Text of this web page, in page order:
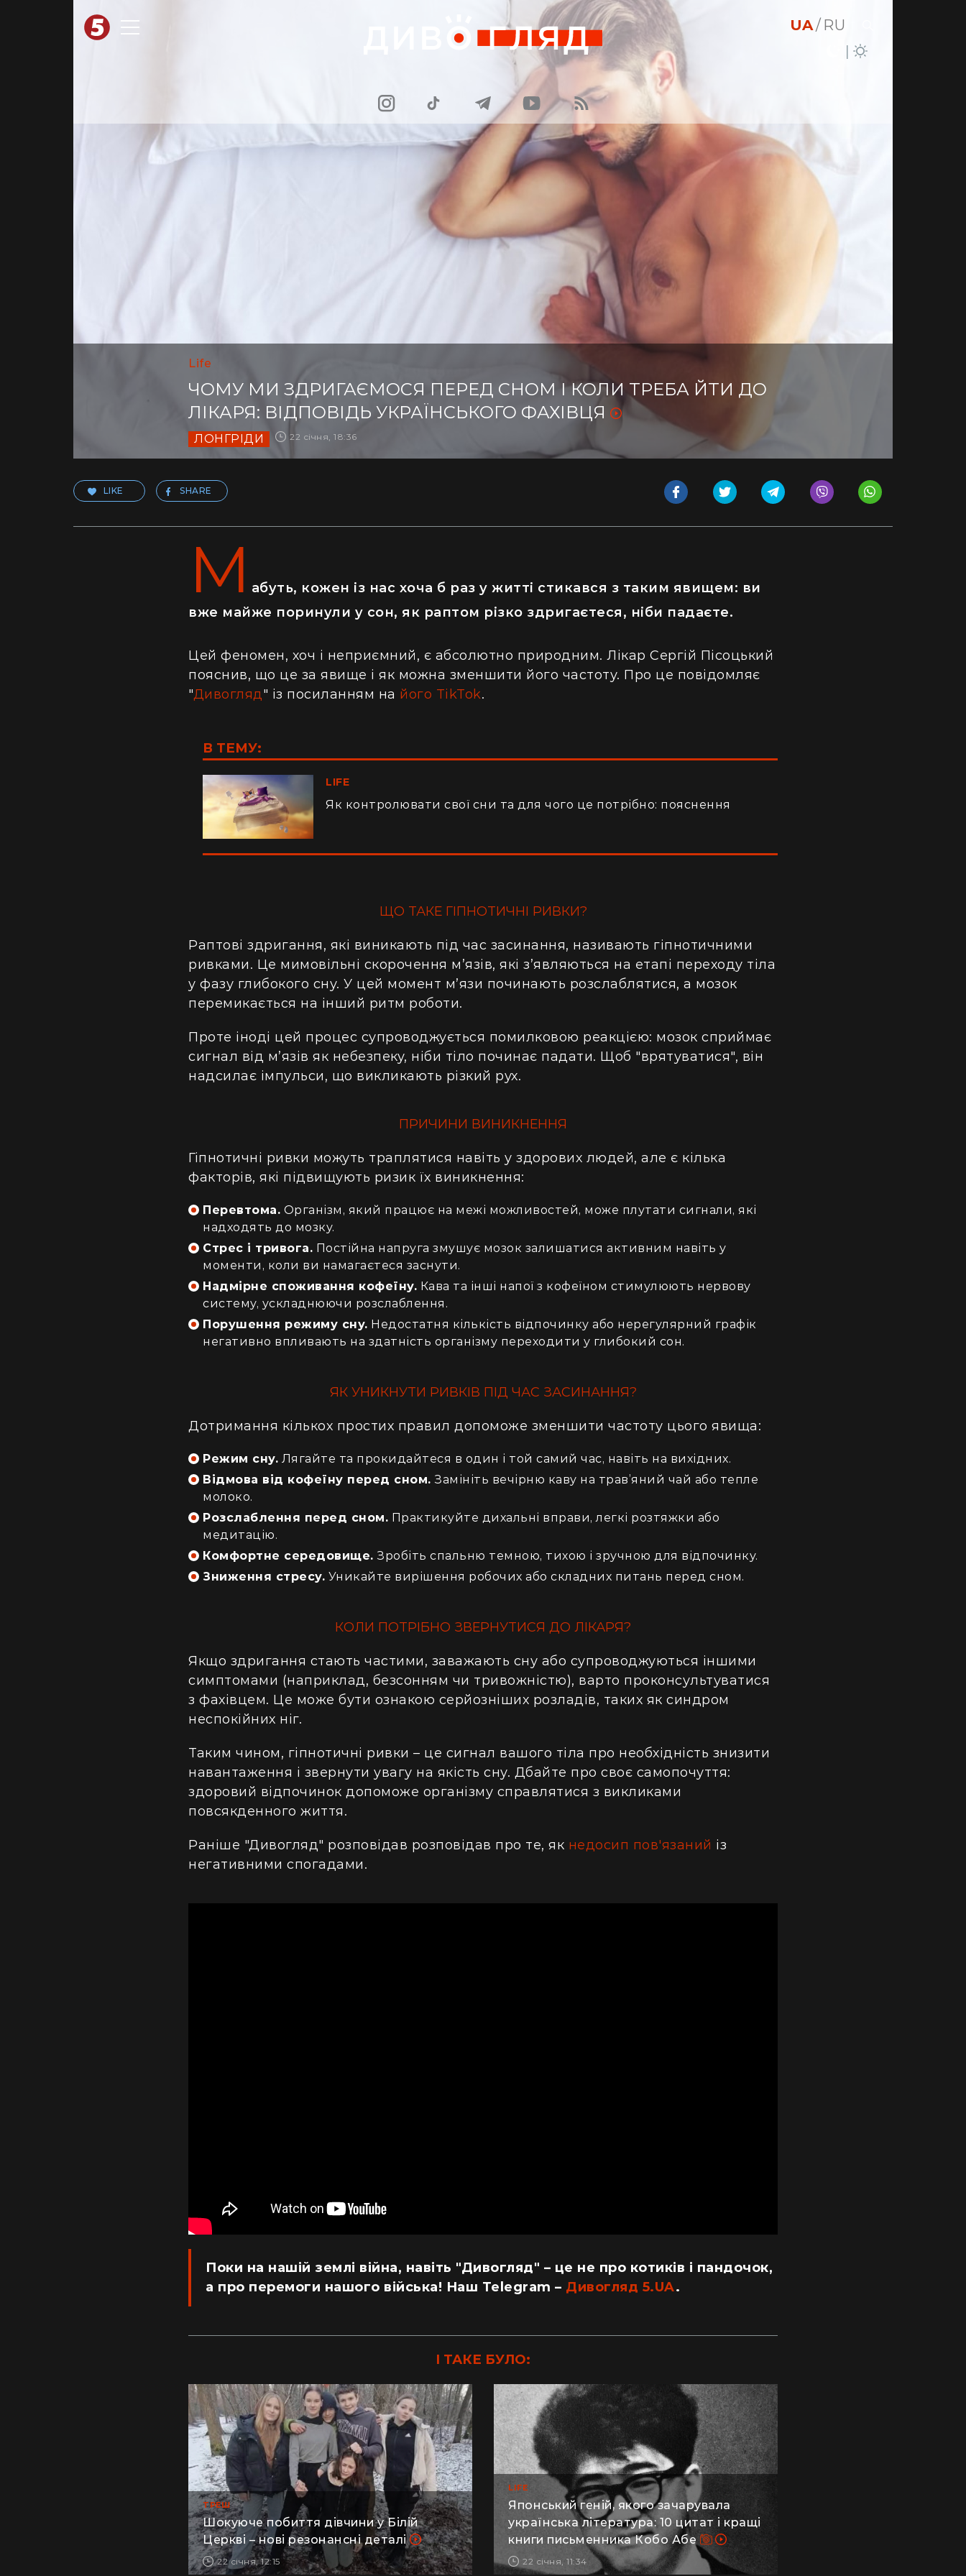
UA RU
Life
ЧОМУ МИ ЗДРИГАЄМОСЯ ПЕРЕД СНОМ І КОЛИ ТРЕБА ЙТИ ДО
ЛІКАРЯ: ВІДПОВІДЬ УКРАЇНСЬКОГО ФАХІВЦЯ
ЛОНГРІДИ 22 січня, 18:36
LIKE SHARE
М абуть, кожен із нас хоча б раз у житті стикався з таким явищем: ви
вже майже поринули у сон, як раптом різко здригаєтеся, ніби падаєте.
Цей феномен, хоч і неприємний, є абсолютно природним. Лікар Сергій Пісоцький
пояснив, що це за явище і як можна зменшити його частоту. Про це повідомляє
"Дивогляд" із посиланням на його TikTok.
В ТЕМУ:
LIFE
Як контролювати свої сни та для чого це потрібно: пояснення
ЩО ТАКЕ ГІПНОТИЧНІ РИВКИ?
Раптові здригання, які виникають під час засинання, називають гіпнотичними
ривками. Це мимовільні скорочення м’язів, які з’являються на етапі переходу тіла
у фазу глибокого сну. У цей момент м’язи починають розслаблятися, а мозок
перемикається на інший ритм роботи.
Проте іноді цей процес супроводжується помилковою реакцією: мозок сприймає
сигнал від м’язів як небезпеку, ніби тіло починає падати. Щоб "врятуватися", він
надсилає імпульси, що викликають різкий рух.
ПРИЧИНИ ВИНИКНЕННЯ
Гіпнотичні ривки можуть траплятися навіть у здорових людей, але є кілька
факторів, які підвищують ризик їх виникнення:
Перевтома. Організм, який працює на межі можливостей, може плутати сигнали, які
надходять до мозку.
Стрес і тривога. Постійна напруга змушує мозок залишатися активним навіть у
моменти, коли ви намагаєтеся заснути.
Надмірне споживання кофеїну. Кава та інші напої з кофеїном стимулюють нервову
систему, ускладнюючи розслаблення.
Порушення режиму сну. Недостатня кількість відпочинку або нерегулярний графік
негативно впливають на здатність організму переходити у глибокий сон.
ЯК УНИКНУТИ РИВКІВ ПІД ЧАС ЗАСИНАННЯ?
Дотримання кількох простих правил допоможе зменшити частоту цього явища:
Режим сну. Лягайте та прокидайтеся в один і той самий час, навіть на вихідних.
Відмова від кофеїну перед сном. Замініть вечірню каву на трав’яний чай або тепле
молоко.
Розслаблення перед сном. Практикуйте дихальні вправи, легкі розтяжки або
медитацію.
Комфортне середовище. Зробіть спальню темною, тихою і зручною для відпочинку.
Зниження стресу. Уникайте вирішення робочих або складних питань перед сном.
КОЛИ ПОТРІБНО ЗВЕРНУТИСЯ ДО ЛІКАРЯ?
Якщо здригання стають частими, заважають сну або супроводжуються іншими
симптомами (наприклад, безсонням чи тривожністю), варто проконсультуватися
з фахівцем. Це може бути ознакою серйозніших розладів, таких як синдром
неспокійних ніг.
Таким чином, гіпнотичні ривки – це сигнал вашого тіла про необхідність знизити
навантаження і звернути увагу на якість сну. Дбайте про своє самопочуття:
здоровий відпочинок допоможе організму справлятися з викликами
повсякденного життя.
Раніше "Дивогляд" розповідав розповідав про те, як недосип пов'язаний із
негативними спогадами.
Поки на нашій землі війна, навіть "Дивогляд" – це не про котиків і пандочок,
а про перемоги нашого війська! Наш Telegram – Дивогляд 5.UA.
І ТАКЕ БУЛО:
ТРЕШ
Шокуюче побиття дівчини у Білій
Церкві – нові резонансні деталі
22 січня, 12:15
LIFE
Японський геній, якого зачарувала
українська література: 10 цитат і кращі
книги письменника Кобо Абе
22 січня, 11:34